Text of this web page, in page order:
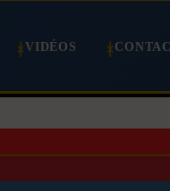
VIDÉOS